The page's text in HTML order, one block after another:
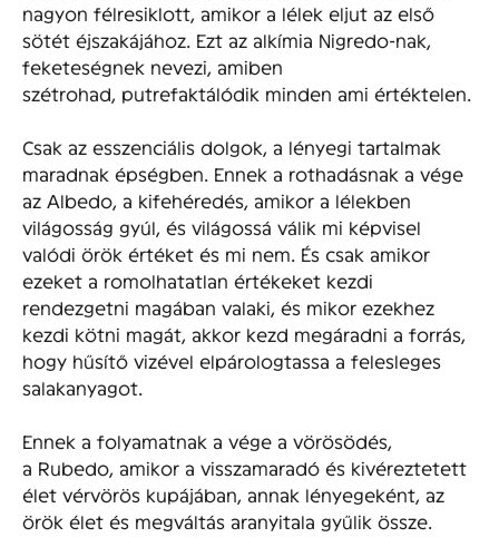
nagyon félresiklott, amikor a lélek eljut az első
sötét éjszakájához. Ezt az alkímia Nigredo-nak,
feketeségnek nevezi, amiben
szétrohad, putrefaktálódik minden ami értéktelen.
Csak az esszenciális dolgok, a lényegi tartalmak
maradnak épségben. Ennek a rothadásnak a vége
az Albedo, a kifehéredés, amikor a lélekben
világosság gyúl, és világossá válik mi képvisel
valódi örök értéket és mi nem. És csak amikor
ezeket a romolhatatlan értékeket kezdi
rendezgetni magában valaki, és mikor ezekhez
kezdi kötni magát, akkor kezd megáradni a forrás,
hogy hűsítő vizével elpárologtassa a felesleges
salakanyagot.
Ennek a folyamatnak a vége a vörösödés,
a Rubedo, amikor a visszamaradó és kivéreztetett
élet vérvörös kupájában, annak lényegeként, az
örök élet és megváltás aranyitala gyűlik össze.